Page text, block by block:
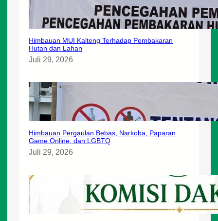
Himbauan MUI Kalteng Terhadap Pembakaran
Hutan dan Lahan
Juli 29, 2026
Himbauan Pergaulan Bebas, Narkoba, Paparan
Game Online, dan LGBTQ
Juli 29, 2026